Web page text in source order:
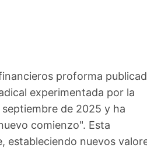
proforma
experimentada por la
de 2025 y ha
comienzo". Esta
estableciendo nuevos